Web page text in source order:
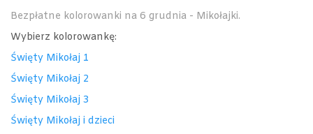
Bezpłatne kolorowanki na 6 grudnia - Mikołajki.
Wybierz kolorowankę:
Święty Mikołaj 1
Święty Mikołaj 2
Święty Mikołaj 3
Święty Mikołaj i dzieci